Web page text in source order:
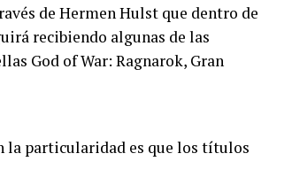
de Hermen Hulst que dentro de
recibiendo algunas de las
God of War: Ragnarok, Gran
la particularidad es que los títulos